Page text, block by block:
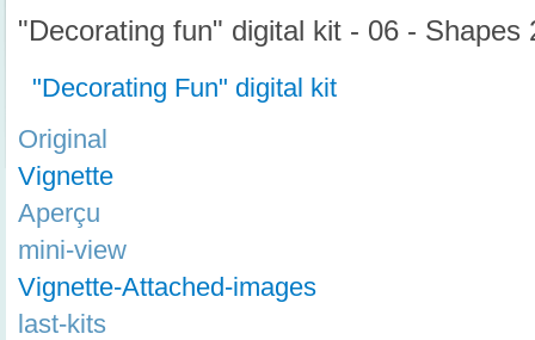
"Decorating fun" digital kit - 06 - Shapes
"Decorating Fun" digital kit
Original
Vignette
Aperçu
mini-view
Vignette-Attached-images
last-kits